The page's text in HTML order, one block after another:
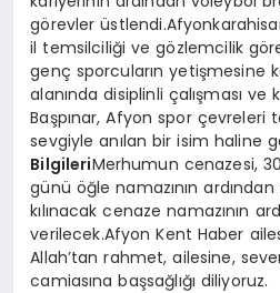
görevler
il temsilciliği ve gözlemcilik
genç sporcuların yetişmesine
alanında disiplinli çalışması ve
Başpınar, Afyon spor çevreleri
sevgiyle anılan bir isim haline
BilgileriMerhumun cenazesi,
günü öğle namazının ardından
kılınacak cenaze namazının
verilecek.Afyon Kent Haber
Allah’tan rahmet, ailesine,
camiasına başsağlığı diliyoruz.